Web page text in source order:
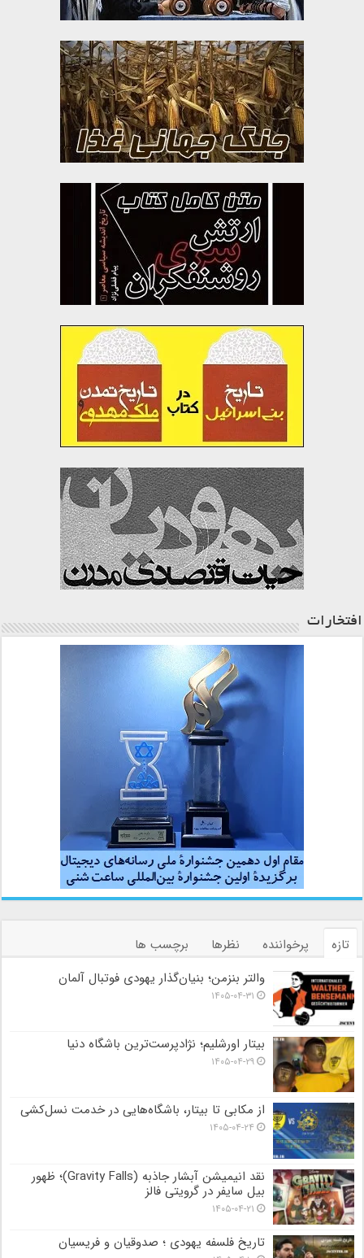
افتخارات
تازه پرخواننده نظرها
برچسب ها
والتر بنزمن؛ بنیان‌گذار یهودی فوتبال آلمان
۱۴۰۵-۰۴-۳۱
بیتار اورشلیم؛ نژادپرست‌ترین باشگاه دنیا
۱۴۰۵-۰۴-۲۹
از مکابی تا بیتار، باشگاه‌هایی در خدمت نسل‌کشی
۱۴۰۵-۰۴-۲۴
نقد انیمیشن آبشار جاذبه (Gravity Falls)؛ ظهور
بیل سایفر در گرویتی فالز
۱۴۰۵-۰۴-۲۱
تاریخ فلسفه یهودی ؛ صدوقیان و فریسیان